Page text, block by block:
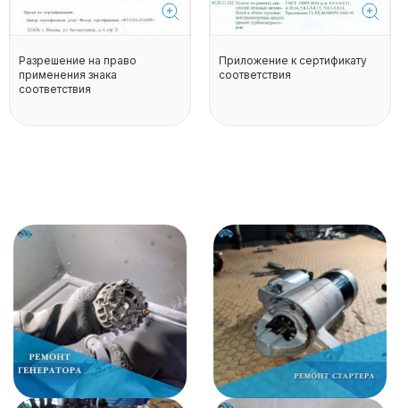
Разрешение на право
применения знака
соответствия
Приложение к сертификату
соответствия